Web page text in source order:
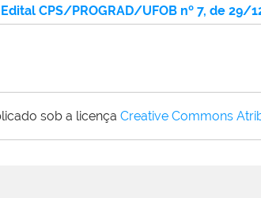
Edital CPS/PROGRAD/UFOB nº 7, de
sob a licença Creative Commons